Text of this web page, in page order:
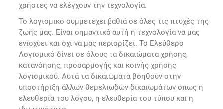
χρήστες να ελέγχουν την τεχνολογία.
Το λογισμικό συμμετέχει βαθιά σε όλες τις πτυχές της
ζωής μας. Είναι σημαντικό αυτή η τεχνολογία να μας
ενισχύει και όχι να μας περιορίζει. Το Ελεύθερο
Λογισμικό δίνει σε όλους τα δικαιώματα χρήσης,
κατανόησης, προσαρμογής και κοινής χρήσης
λογισμικού. Αυτά τα δικαιώματα βοηθούν στην
υποστήριξη άλλων θεμελιωδών δικαιωμάτων όπως η
ελευθερία του λόγου, η ελευθερία του τύπου και η